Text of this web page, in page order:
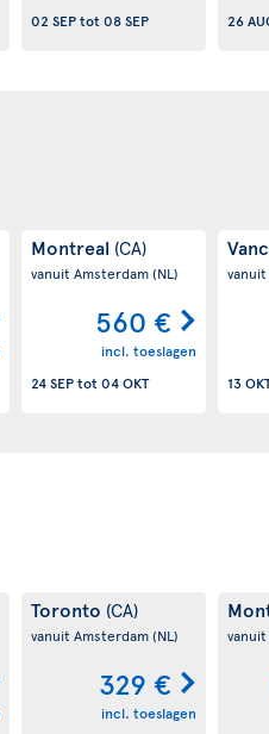
02 SEPtot 08 SEP
26
Montreal (CA)
vanuit Amsterdam(NL)
560 €
incl. toeslagen
24 SEPtot 04 OKT
13
Toronto (CA)
vanuit Amsterdam(NL)
329 €
incl. toeslagen